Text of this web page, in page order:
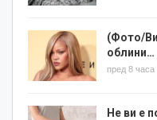
(Фото/
облини…
пред 8 часа
Не ви е